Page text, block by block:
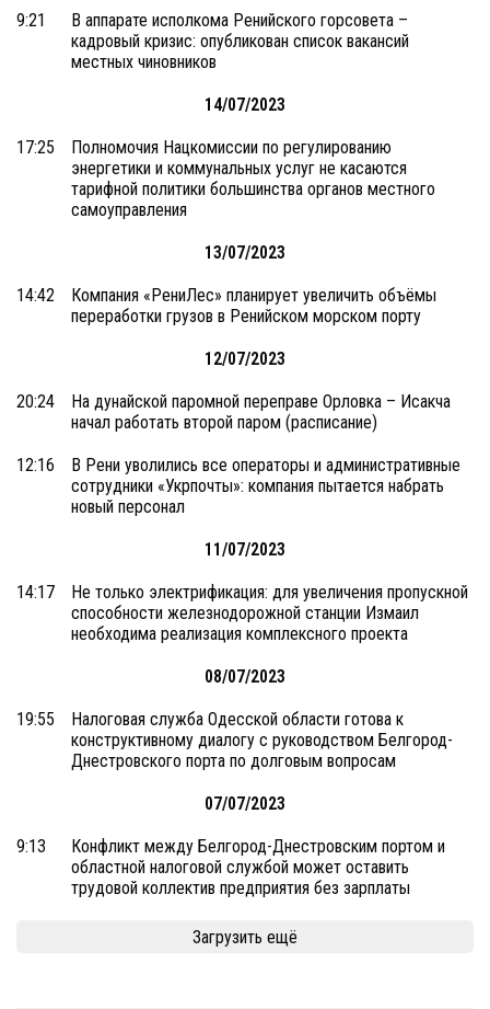
9:21
В аппарате исполкома Ренийского горсовета –
кадровый кризис: опубликован список вакансий
местных чиновников
14/07/2023
17:25
Полномочия Нацкомиссии по регулированию
энергетики и коммунальных услуг не касаются
тарифной политики большинства органов местного
самоуправления
13/07/2023
14:42
Компания «РениЛес» планирует увеличить объёмы
переработки грузов в Ренийском морском порту
12/07/2023
20:24
На дунайской паромной переправе Орловка – Исакча
начал работать второй паром (расписание)
12:16
В Рени уволились все операторы и административные
сотрудники «Укрпочты»: компания пытается набрать
новый персонал
11/07/2023
14:17
Не только электрификация: для увеличения пропускной
способности железнодорожной станции Измаил
необходима реализация комплексного проекта
08/07/2023
19:55
Налоговая служба Одесской области готова к
конструктивному диалогу с руководством Белгород-
Днестровского порта по долговым вопросам
07/07/2023
9:13
Конфликт между Белгород-Днестровским портом и
областной налоговой службой может оставить
трудовой коллектив предприятия без зарплаты
Загрузить ещё